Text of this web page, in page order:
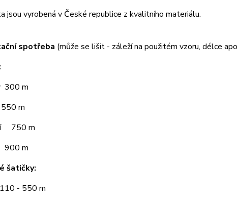
jsou vyrobená v České republice z kvalitního materiálu.
spotřeba (může se lišit - záleží na použitém vzoru, délce
300 m
m
750 m
m
šatičky:
- 550 m